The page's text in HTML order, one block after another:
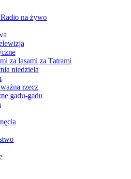
na żywo
za lasami za Tatrami
niedziela
rzecz
gadu-gadu